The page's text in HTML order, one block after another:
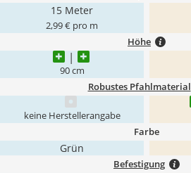
15 Meter
2,99 € pro m
Höhe
90 cm
Robustes Pfahlmaterial
keine Herstellerangabe
Farbe
Grün
Befestigung